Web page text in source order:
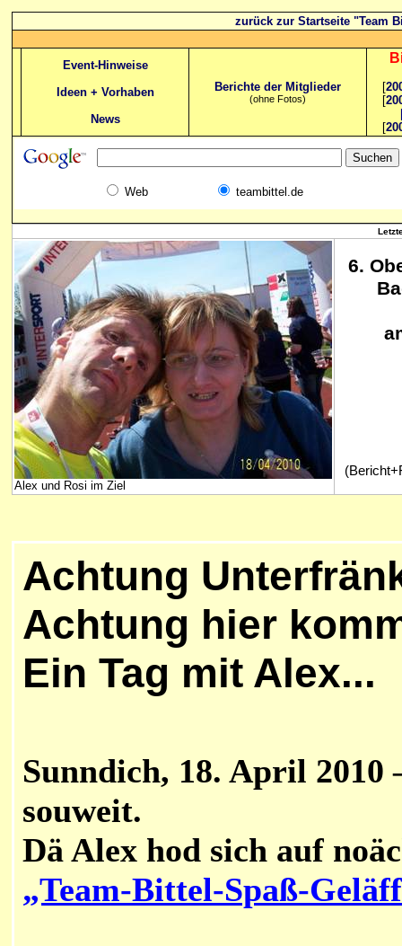
zurück zur Startseite "Team
Event-Hinweise
Ideen + Vorhaben
News
Berichte der Mitglieder
(ohne Fotos)
[
[
[
Web teambittel.de
Alex und Rosi im Ziel
6.
Achtung
Achtung hier
Ein Tag mit Alex...
Sunndich, 18. April 2010
souweit.
Dä Alex hod sich auf
„Team-Bittel-Spaß-